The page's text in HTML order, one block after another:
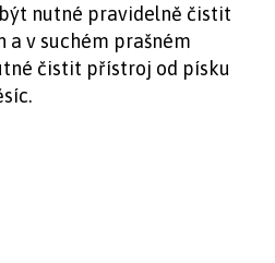
nutné pravidelně čistit
a v suchém prašném
čistit přístroj od písku